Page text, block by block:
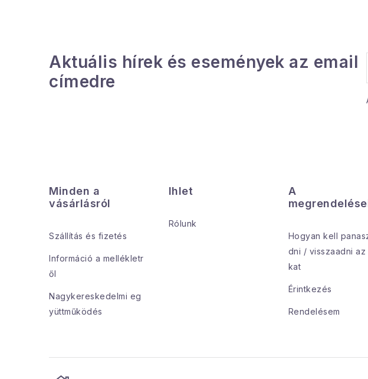
Aktuális hírek és események az email
címedre
Minden a
vásárlásról
Szállítás és fizetés
Információ a mellékletr
ől
Nagykereskedelmi eg
yüttműködés
Ihlet
Rólunk
A
Hogyan kell
dni / visszaadni az
kat
Érintkezés
Rendelésem